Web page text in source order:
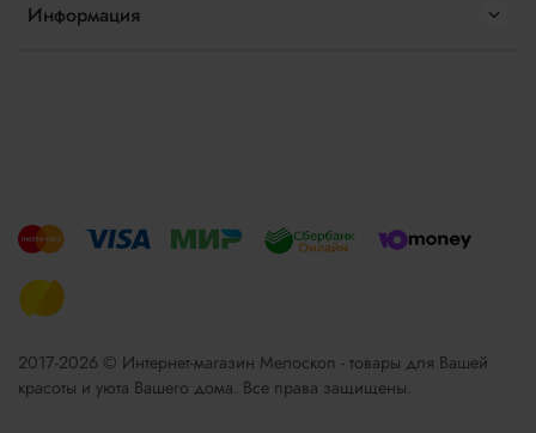
Информация
2017-2026 © Интернет-магазин Мелоскоп - товары для Вашей
красоты и уюта Вашего дома. Все права защищены.